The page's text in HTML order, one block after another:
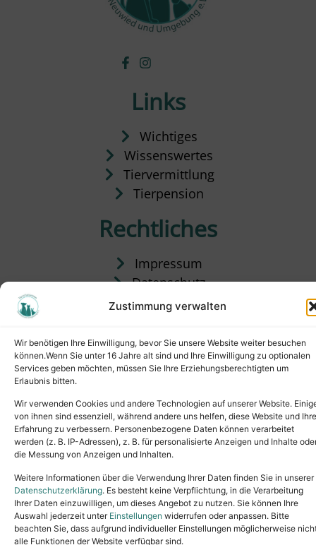
Zustimmung verwalten
Wir benötigen Ihre Einwilligung, bevor Sie unsere Website weiter besuchen
können.Wenn Sie unter 16 Jahre alt sind und Ihre Einwilligung zu optionalen
Services geben möchten, müssen Sie Ihre Erziehungsberechtigten um
Erlaubnis bitten.
Wir verwenden Cookies und andere Technologien auf unserer Website.
von ihnen sind essenziell, während andere uns helfen, diese Website und Ihre
Erfahrung zu verbessern. Personenbezogene Daten können verarbeitet
werden (z. B. IP-Adressen), z. B. für personalisierte Anzeigen und Inhalte
die Messung von Anzeigen und Inhalten.
Weitere Informationen über die Verwendung Ihrer Daten finden Sie in unserer
Datenschutzerklärung. Es besteht keine Verpflichtung, in die Verarbeitung
Ihrer Daten einzuwilligen, um dieses Angebot zu nutzen. Sie können Ihre
Auswahl jederzeit unter Einstellungen widerrufen oder anpassen. Bitte
beachten Sie, dass aufgrund individueller Einstellungen möglicherweise
alle Funktionen der Website verfügbar sind.
Links
Wichtiges
Wissenswertes
Tiervermittlung
Tierpension
Rechtliches
Impressum
Datenschutz
Satzung
Copyright © 2024. All rights reserved.
Tel.: (02631) 55356buero@tierheim-neuwied.de
Ludwigshof 1, 56567 Neuwied